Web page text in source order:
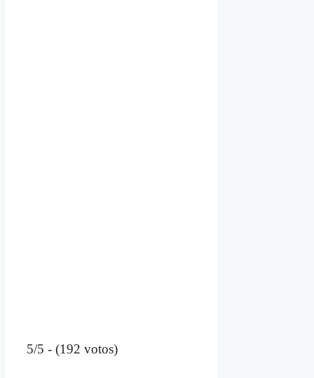
5/5 - (192 votos)